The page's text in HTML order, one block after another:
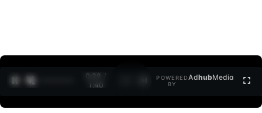
0:30 /
1:40
POWERED
BY
AdhubMedia